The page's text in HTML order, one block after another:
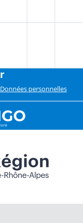
Données personnelles